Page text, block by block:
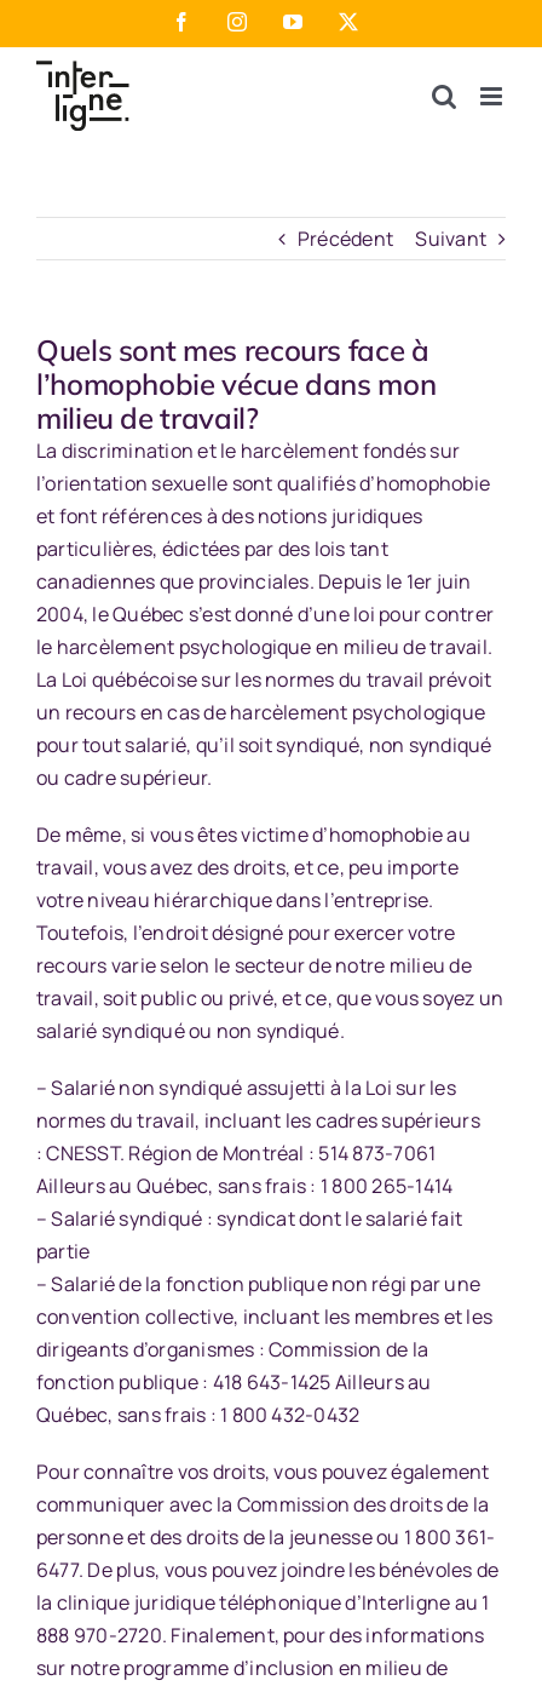
au
contenu
FacebookInstagramYouTube
Précédent Suivant
Quels sont mes recours face à
l’homophobie vécue dans mon
milieu de travail?
La discrimination et le harcèlement fondés sur
l’orientation sexuelle sont qualifiés d’homophobie
et font références à des notions juridiques
particulières, édictées par des lois tant
canadiennes que provinciales. Depuis le 1er juin
2004, le Québec s’est donné d’une loi pour contrer
le harcèlement psychologique en milieu de travail.
La Loi québécoise sur les normes du travail prévoit
un recours en cas de harcèlement psychologique
pour tout salarié, qu’il soit syndiqué, non syndiqué
ou cadre supérieur.
De même, si vous êtes victime d’homophobie au
travail, vous avez des droits, et ce, peu importe
votre niveau hiérarchique dans l’entreprise.
Toutefois, l’endroit désigné pour exercer votre
recours varie selon le secteur de notre milieu de
travail, soit public ou privé, et ce, que vous soyez un
salarié syndiqué ou non syndiqué.
– Salarié non syndiqué assujetti à la Loi sur les
normes du travail, incluant les cadres supérieurs
:CNESST. Région de Montréal : 514 873-7061
Ailleurs au Québec, sans frais : 1 800 265-1414
– Salarié syndiqué : syndicat dont le salarié fait
partie
– Salarié de la fonction publique non régi par une
convention collective, incluant les membres et les
dirigeants d’organismes :Commission de la
fonction publique: 418 643-1425 Ailleurs au
Québec, sans frais : 1 800 432-0432
Pour connaître vos droits, vous pouvez également
communiquer avec la Commission des droits de la
personne et des droits de la jeunesseou 1 800 361-
6477. De plus, vous pouvez joindre les bénévoles de
la clinique juridique téléphonique d’Interligneau 1
888 970-2720. Finalement, pour des informations
sur notre programme d’inclusion en milieu de